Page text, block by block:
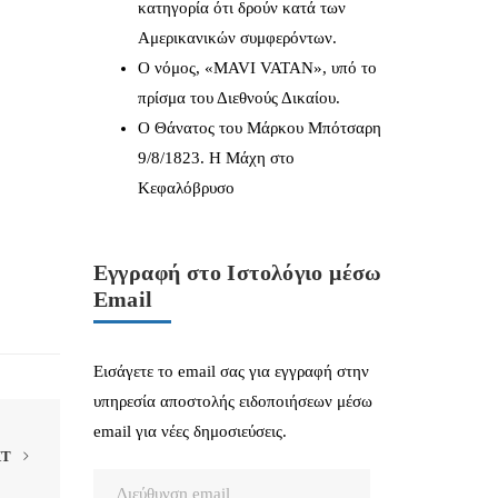
κατηγορία ότι δρούν κατά των
Αμερικανικών συμφερόντων.
Ο νόμος, «MAVI VATAN», υπό το
πρίσμα του Διεθνούς Δικαίου.
Ο Θάνατος του Μάρκου Μπότσαρη
9/8/1823. Η Μάχη στο
Κεφαλόβρυσο
Εγγραφή στο Ιστολόγιο μέσω
Email
Εισάγετε το email σας για εγγραφή στην
υπηρεσία αποστολής ειδοποιήσεων μέσω
email για νέες δημοσιεύσεις.